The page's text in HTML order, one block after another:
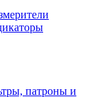
патроны и